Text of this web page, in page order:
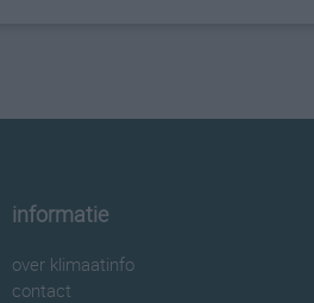
informatie
over klimaatinfo
contact